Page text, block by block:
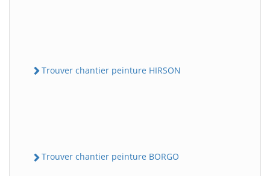
Trouver chantier peinture HIRSON
Trouver chantier peinture BORGO